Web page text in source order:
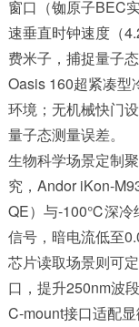
窗口（铷原子BEC
速垂直时钟速度（
费米子，捕捉量子
Oasis 160超紧凑型
环境；无机械快门
量子态测量误差。
生物科学场景定制
究，Andor iKon-
QE）与-100℃深冷
信号，暗电流低至
芯片读取场景则可
口，提升250nm波
C-mount接口适配